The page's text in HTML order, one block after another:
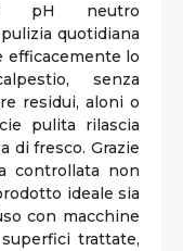
a pH neutro
quotidiana
efficacemente lo
senza
residui, aloni o
pulita rilascia
di fresco. Grazie
controllata non
ideale sia
con macchine
trattate,